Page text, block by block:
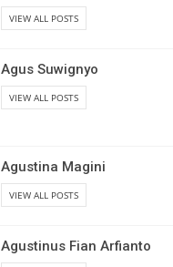
VIEW ALL POSTS
Agus Suwignyo
VIEW ALL POSTS
Agustina Magini
VIEW ALL POSTS
Agustinus Fian Arfianto